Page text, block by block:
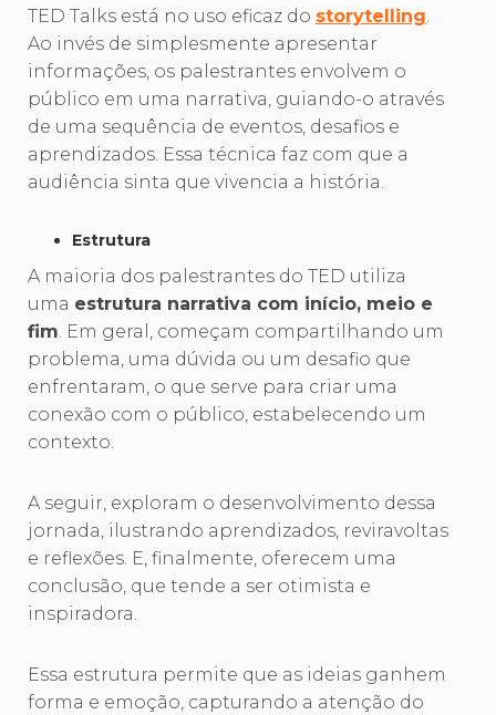
TED Talks está no uso eficaz do storytelling.
Ao invés de simplesmente apresentar
informações, os palestrantes envolvem o
público em uma narrativa, guiando-o através
de uma sequência de eventos, desafios e
aprendizados. Essa técnica faz com que a
audiência sinta que vivencia a história.
Estrutura
A maioria dos palestrantes do TED utiliza
uma estrutura narrativa com início, meio e
fim. Em geral, começam compartilhando um
problema, uma dúvida ou um desafio que
enfrentaram, o que serve para criar uma
conexão com o público, estabelecendo um
contexto.
A seguir, exploram o desenvolvimento dessa
jornada, ilustrando aprendizados, reviravoltas
e reflexões. E, finalmente, oferecem uma
conclusão, que tende a ser otimista e
inspiradora.
Essa estrutura permite que as ideias ganhem
forma e emoção, capturando a atenção do